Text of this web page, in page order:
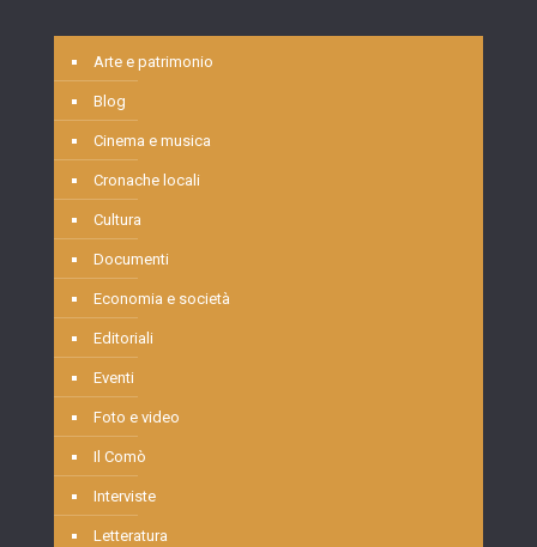
Arte e patrimonio
Blog
Cinema e musica
Cronache locali
Cultura
Documenti
Economia e società
Editoriali
Eventi
Foto e video
Il Comò
Interviste
Letteratura